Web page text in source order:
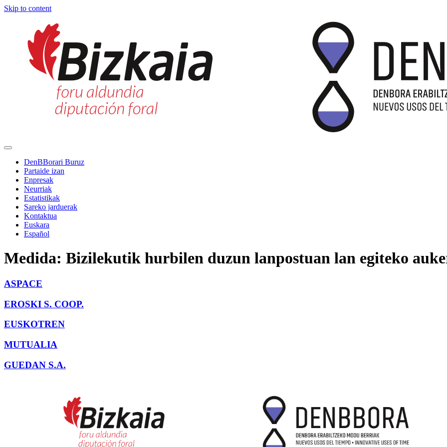
Skip to content
Main
Navigation
DenBBorari Buruz
Partaide izan
Enpresak
Neurriak
Estatistikak
Sareko jarduerak
Kontaktua
Euskara
Español
Medida: Bizilekutik hurbilen duzun lanpostuan lan egiteko
ASPACE
EROSKI S. COOP.
EUSKOTREN
MUTUALIA
GUEDAN S.A.